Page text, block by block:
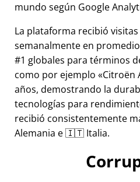
mundo según Google
La plataforma recibió visitas
semanalmente en
#1 globales para términos
como por ejemplo
Citroën
años, demostrando la
tecnologías para
recibió consistentemente
Alemania e 🇮🇹 Italia.